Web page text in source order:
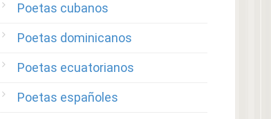
Poetas cubanos
Poetas dominicanos
Poetas ecuatorianos
Poetas españoles